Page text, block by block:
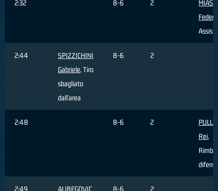
2:32 8-6 2
Assist
2:44
SPIZZICHINI
Gabriele, Tiro
sbagliato
dall'area
8-6 2
2:48 8-6 2
Rei,
2:49 ALIBEGOVIC 8-6 2